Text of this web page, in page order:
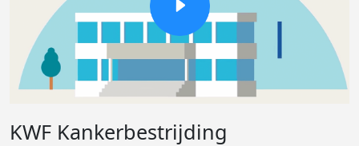
KWF Kankerbestrijding